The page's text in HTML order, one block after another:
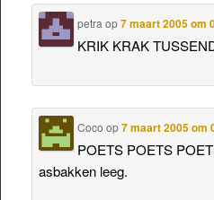
petra op7 maart 2005 om
KRIK KRAK
Coco op7 maart 2005 om
POETS POETS
asbakken leeg.